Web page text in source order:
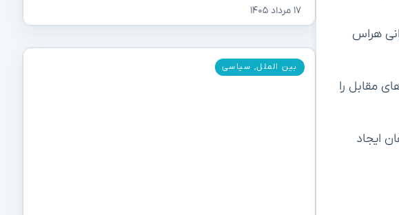
۱۷ مرداد ۱۴۰۵
بین الملل, سیاسی
هراس
مقابل را
ایجاد